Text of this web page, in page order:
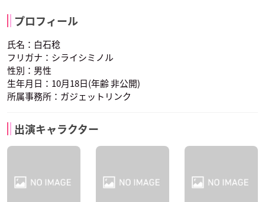
プロフィール
氏名：白石稔
フリガナ：シライシミノル
性別：男性
生年月日：10月18日(年齢 非公開)
所属事務所：ガジェットリンク
出演キャラクター